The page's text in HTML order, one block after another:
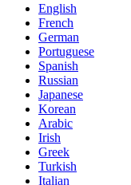
English
French
German
Portuguese
Spanish
Russian
Japanese
Korean
Arabic
Irish
Greek
Turkish
Italian